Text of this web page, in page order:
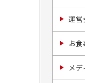
運営
お
メ